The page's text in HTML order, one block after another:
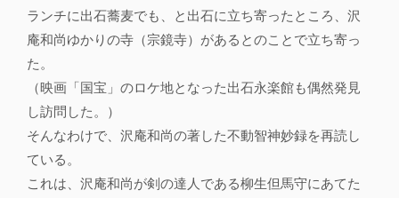
ランチに出石蕎麦でも、と出石に立ち寄ったところ、沢
庵和尚ゆかりの寺（宗鏡寺）があるとのことで立ち寄っ
た。
（映画「国宝」のロケ地となった出石永楽館も偶然発見
し訪問した。）
そんなわけで、沢庵和尚の著した不動智神妙録を再読し
ている。
これは、沢庵和尚が剣の達人である柳生但馬守にあてた